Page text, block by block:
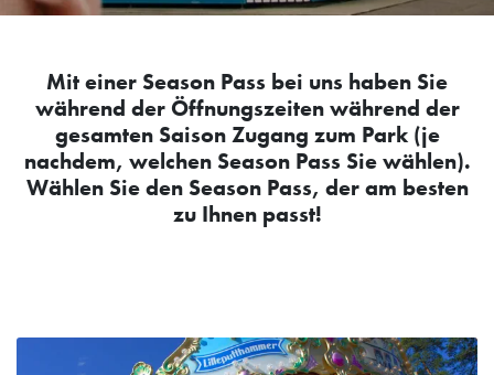
Mit einer Season Pass bei uns haben Sie
während der Öffnungszeiten während der
gesamten Saison Zugang zum Park (je
nachdem, welchen Season Pass Sie wählen).
Wählen Sie den Season Pass, der am besten
zu Ihnen passt!